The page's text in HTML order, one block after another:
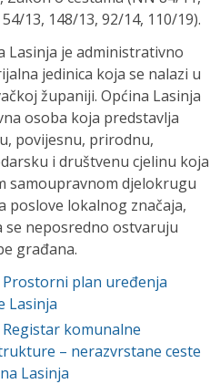
13, 148/13, 92/14, 110/19).
Lasinja je administrativno
jedinica koja se nalazi u
županiji. Općina Lasinja
osoba koja predstavlja
povijesnu, prirodnu,
i društvenu cjelinu koja
samoupravnom djelokrugu
poslove lokalnog značaja,
se neposredno ostvaruju
građana.
Prostorni plan uređenja
Lasinja
Registar komunalne
– nerazvrstane ceste
Lasinja